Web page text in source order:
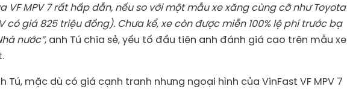
VF MPV 7rấthấp dẫn, nếu so với một mẫu xe xăng cùng cỡ như Toyota
có giá 825 triệu đồng). Chưa kể, xe còn được miễn 100% lệ phí trước bạ
nước”, anh Tú chia sẻ, yếu tố đầu tiên anh đánh giá cao trên mẫu xe
Tú, mặc dù có giá cạnh tranh nhưng ngoại hình của VinFast VF MPV 7